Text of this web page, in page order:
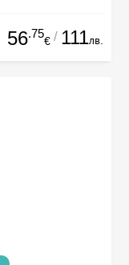
56.75
€ / 111лв.